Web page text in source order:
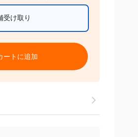
受け取り
ートに追加